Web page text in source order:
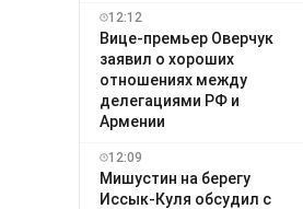
12:12
Вице-премьер Оверчук
заявил о хороших
отношениях между
делегациями РФ и
Армении
12:09
Мишустин на берегу
Иссык-Куля обсудил с